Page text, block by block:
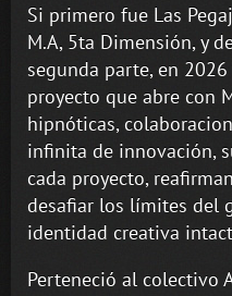
Si primero fue Las
M.A, 5ta Dimensión, y
segunda parte, en
proyecto que abre con
hipnóticas,
infinita de innovación,
cada proyecto,
desafiar los límites del
identidad creativa
Perteneció al colectivo